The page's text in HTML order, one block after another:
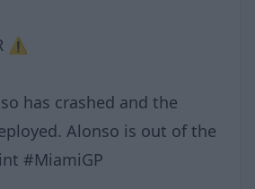
⚠️
has crashed and the
Alonso is out of the
#MiamiGP